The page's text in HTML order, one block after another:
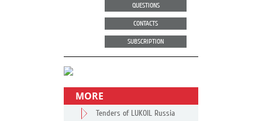
QUESTIONS
CONTACTS
SUBSCRIPTION
MORE
Tenders of LUKOIL Russia